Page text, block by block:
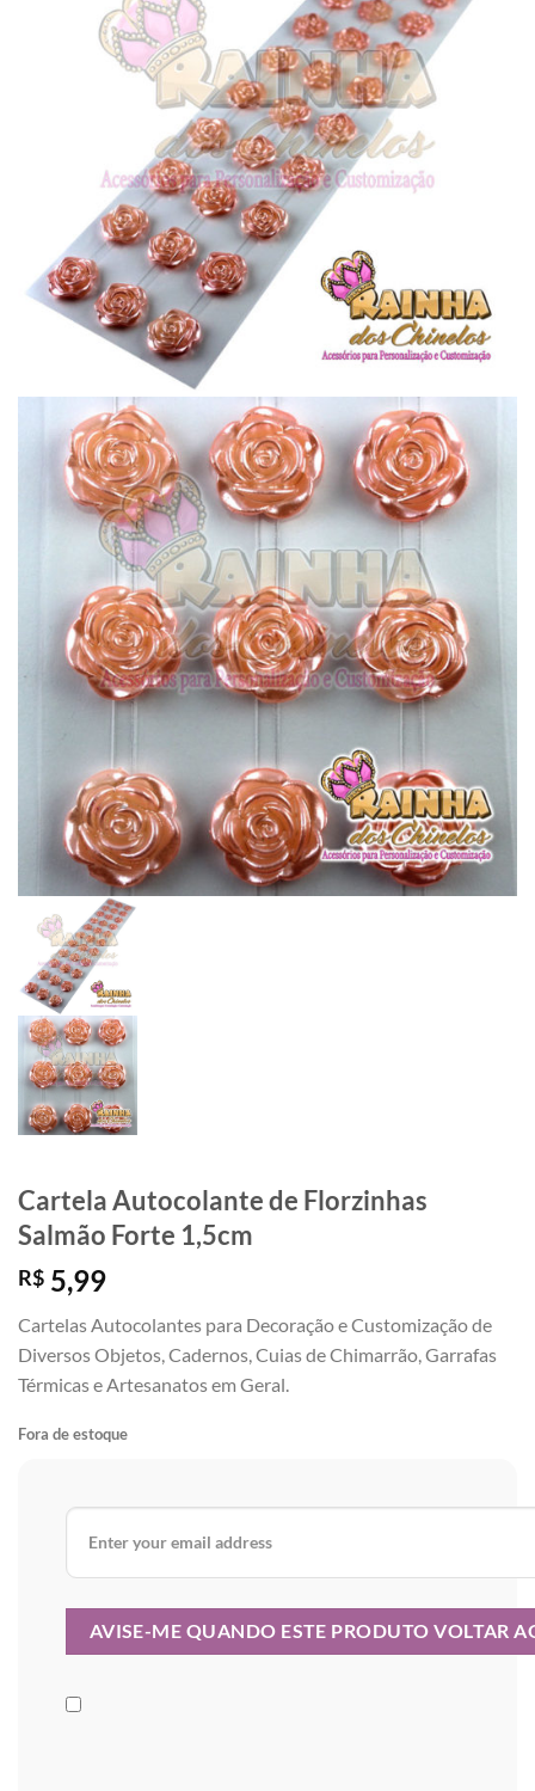
Cartela Autocolante de Florzinhas
Salmão Forte 1,5cm
R$ 5,99
Cartelas Autocolantes para Decoração e Customização de
Diversos Objetos, Cadernos, Cuias de Chimarrão, Garrafas
Térmicas e Artesanatos em Geral.
Fora de estoque